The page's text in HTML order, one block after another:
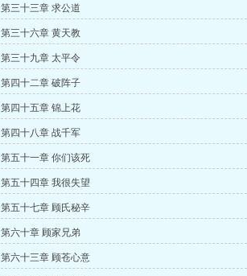
第三十三章 求公道
第三十六章 黄天教
第三十九章 太平令
第四十二章 破阵子
第四十五章 锦上花
第四十八章 战千军
第五十一章 你们该死
第五十四章 我很失望
第五十七章 顾氏秘辛
第六十章 顾家兄弟
第六十三章 顾苍心意